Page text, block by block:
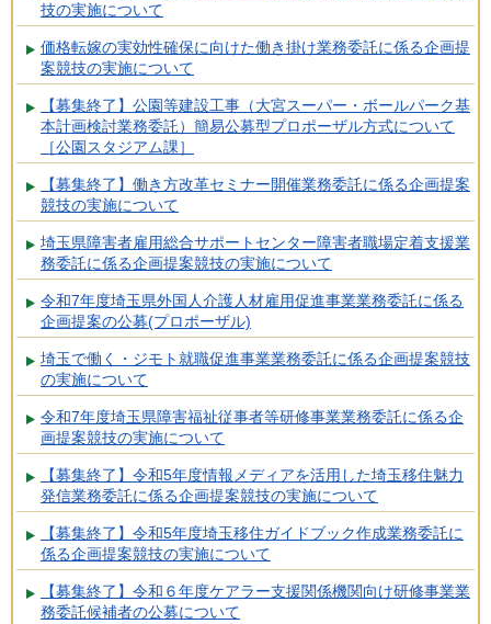
技の実施について
価格転嫁の実効性確保に向けた働き掛け業務委託に係る企画提
案競技の実施について
【募集終了】公園等建設工事（大宮スーパー・ボールパーク基
本計画検討業務委託）簡易公募型プロポーザル方式について
［公園スタジアム課］
【募集終了】働き方改革セミナー開催業務委託に係る企画提案
競技の実施について
埼玉県障害者雇用総合サポートセンター障害者職場定着支援業
務委託に係る企画提案競技の実施について
令和7年度埼玉県外国人介護人材雇用促進事業業務委託に係る
企画提案の公募(プロポーザル)
埼玉で働く・ジモト就職促進事業業務委託に係る企画提案競技
の実施について
令和7年度埼玉県障害福祉従事者等研修事業業務委託に係る企
画提案競技の実施について
【募集終了】令和5年度情報メディアを活用した埼玉移住魅力
発信業務委託に係る企画提案競技の実施について
【募集終了】令和5年度埼玉移住ガイドブック作成業務委託に
係る企画提案競技の実施について
【募集終了】令和６年度ケアラー支援関係機関向け研修事業業
務委託候補者の公募について